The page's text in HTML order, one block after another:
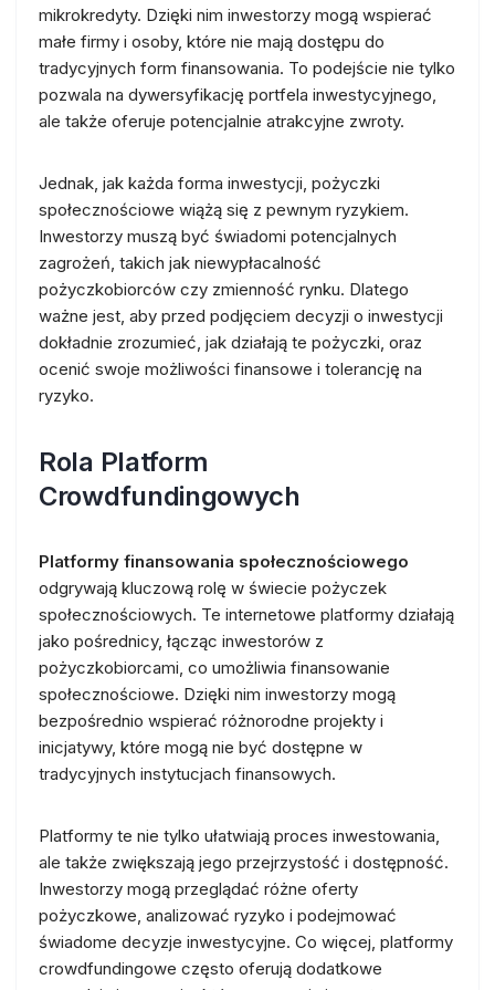
mikrokredyty. Dzięki nim inwestorzy mogą wspierać
małe firmy i osoby, które nie mają dostępu do
tradycyjnych form finansowania. To podejście nie tylko
pozwala na dywersyfikację portfela inwestycyjnego,
ale także oferuje potencjalnie atrakcyjne zwroty.
Jednak, jak każda forma inwestycji, pożyczki
społecznościowe wiążą się z pewnym ryzykiem.
Inwestorzy muszą być świadomi potencjalnych
zagrożeń, takich jak niewypłacalność
pożyczkobiorców czy zmienność rynku. Dlatego
ważne jest, aby przed podjęciem decyzji o inwestycji
dokładnie zrozumieć, jak działają te pożyczki, oraz
ocenić swoje możliwości finansowe i tolerancję na
ryzyko.
Rola Platform
Crowdfundingowych
Platformy finansowania społecznościowego
odgrywają kluczową rolę w świecie pożyczek
społecznościowych. Te internetowe platformy działają
jako pośrednicy, łącząc inwestorów z
pożyczkobiorcami, co umożliwia finansowanie
społecznościowe. Dzięki nim inwestorzy mogą
bezpośrednio wspierać różnorodne projekty i
inicjatywy, które mogą nie być dostępne w
tradycyjnych instytucjach finansowych.
Platformy te nie tylko ułatwiają proces inwestowania,
ale także zwiększają jego przejrzystość i dostępność.
Inwestorzy mogą przeglądać różne oferty
pożyczkowe, analizować ryzyko i podejmować
świadome decyzje inwestycyjne. Co więcej, platformy
crowdfundingowe często oferują dodatkowe